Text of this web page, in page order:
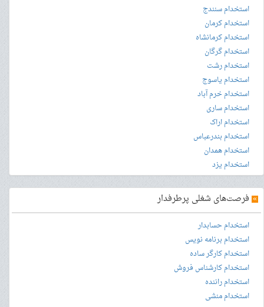
استخدام سنندج
استخدام کرمان
استخدام کرمانشاه
استخدام گرگان
استخدام رشت
استخدام یاسوج
استخدام خرم آباد
استخدام ساری
استخدام اراک
استخدام بندرعباس
استخدام همدان
استخدام یزد
» فرصت‌های شغلی پرطرفدار
استخدام حسابدار
استخدام برنامه نویس
استخدام کارگر ساده
استخدام کارشناس فروش
استخدام راننده
استخدام منشی